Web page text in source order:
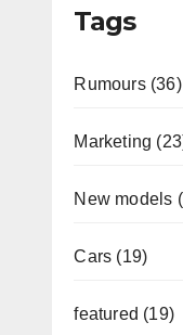
Tags
Rumours (36)
Marketing
New models
Cars (19)
featured (19)